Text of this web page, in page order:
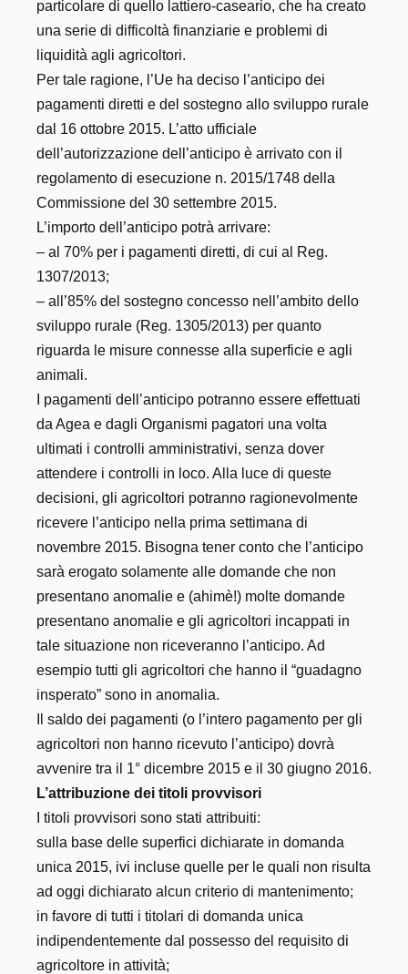
particolare di quello lattiero-caseario, che ha creato
una serie di difficoltà finanziarie e problemi di
liquidità agli agricoltori.
Per tale ragione, l’Ue ha deciso l’anticipo dei
pagamenti diretti e del sostegno allo sviluppo rurale
dal 16 ottobre 2015. L’atto ufficiale
dell’autorizzazione dell’anticipo è arrivato con il
regolamento di esecuzione n. 2015/1748 della
Commissione del 30 settembre 2015.
L’importo dell’anticipo potrà arrivare:
– al 70% per i pagamenti diretti, di cui al Reg.
1307/2013;
– all’85% del sostegno concesso nell’ambito dello
sviluppo rurale (Reg. 1305/2013) per quanto
riguarda le misure connesse alla superficie e agli
animali.
I pagamenti dell’anticipo potranno essere effettuati
da Agea e dagli Organismi pagatori una volta
ultimati i controlli amministrativi, senza dover
attendere i controlli in loco. Alla luce di queste
decisioni, gli agricoltori potranno ragionevolmente
ricevere l’anticipo nella prima settimana di
novembre 2015. Bisogna tener conto che l’anticipo
sarà erogato solamente alle domande che non
presentano anomalie e (ahimè!) molte domande
presentano anomalie e gli agricoltori incappati in
tale situazione non riceveranno l’anticipo. Ad
esempio tutti gli agricoltori che hanno il “guadagno
insperato” sono in anomalia.
Il saldo dei pagamenti (o l’intero pagamento per gli
agricoltori non hanno ricevuto l’anticipo) dovrà
avvenire tra il 1° dicembre 2015 e il 30 giugno 2016.
L’attribuzione dei titoli provvisori
I titoli provvisori sono stati attribuiti:
sulla base delle superfici dichiarate in domanda
unica 2015, ivi incluse quelle per le quali non risulta
ad oggi dichiarato alcun criterio di mantenimento;
in favore di tutti i titolari di domanda unica
indipendentemente dal possesso del requisito di
agricoltore in attività;